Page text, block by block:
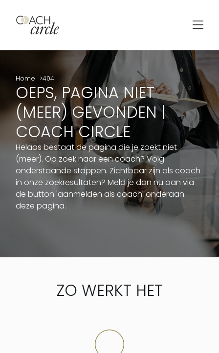
Home 404
OEPS, PAGINA NIET
(MEER) GEVONDEN |
COACH CIRCLE
Helaas bestaat de pagina die je zoekt niet
(meer). Op zoek naar een coach? Volg
onderstaande stappen. Zichtbaar zijn als coach
in onze zoekresultaten? Meld je dan nu aan via
de button 'aanmelden als coach' onderaan
deze pagina.
ZO WERKT HET